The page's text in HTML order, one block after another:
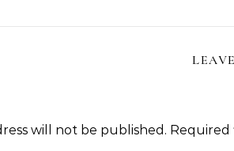
will not be published. Required